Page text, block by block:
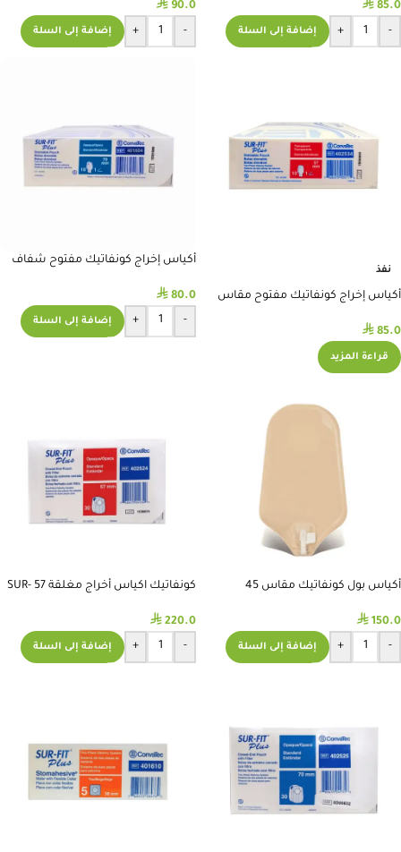
⃁ 85.0
-
+ إضافة إلى السلة
⃁ 90.0
-
+ إضافة إلى السلة
نفذ
أكياس إخراج كونفاتيك مفتوح مقاس
⃁ 85.0
قراءة المزيد
أكياس إخراج كونفاتيك مفتوح شفاف
⃁ 80.0
-
+ إضافة إلى السلة
أكياس بول كونفاتيك مقاس 45
⃁ 150.0
-
+ إضافة إلى السلة
كونفاتيك اكياس أخراج مغلقة 57 SUR-
⃁ 220.0
-
+ إضافة إلى السلة